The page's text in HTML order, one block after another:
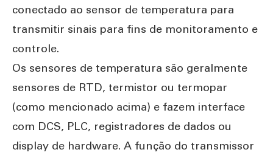
conectado ao sensor de temperatura para
transmitir sinais para fins de monitoramento e
controle.
Os sensores de temperatura são geralmente
sensores de RTD, termistor ou termopar
(como mencionado acima) e fazem interface
com DCS, PLC, registradores de dados ou
display de hardware. A função do transmissor